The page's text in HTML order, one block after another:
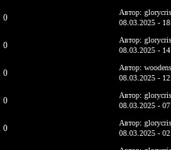
0
Автор:
08.03.2025 -
0
Автор:
08.03.2025 -
0
Автор:
08.03.2025 -
0
Автор:
08.03.2025 -
0
Автор:
08.03.2025 -